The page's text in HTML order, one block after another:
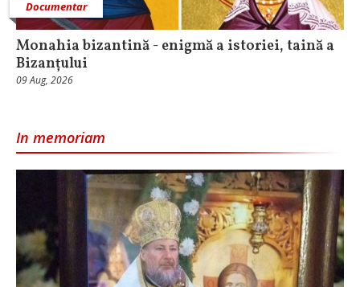
Documentar
Monahia bizantină - enigmă a istoriei, taină a
Bizanțului
09 Aug, 2026
In memoriam